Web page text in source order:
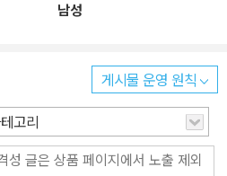
는 것을 그대로 받아들여도 좋은가라
정 때문에 다가갈락 말락 사라케이트
이트의 대화, 우정, 요정들의 특징을
이 있게 독자들의 마음을 파고든다.
4학년에 다니게 된 열두 살 소녀다.
화를 신고 다닐 뿐 아니라 거칠기까
남성
게시물 운영 원칙
고리